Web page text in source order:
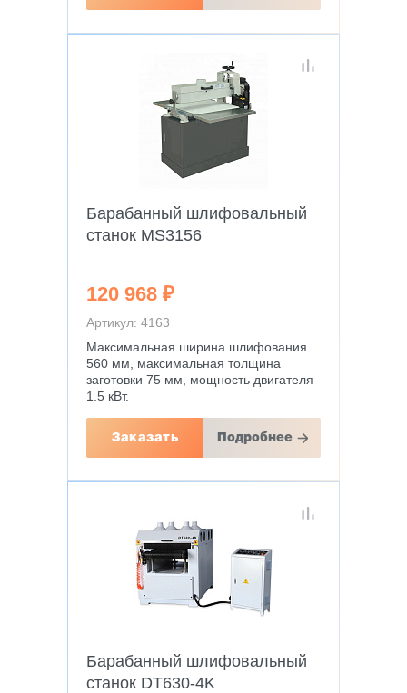
Барабанный шлифовальный
станок MS3156
120 968 ₽
Артикул: 4163
Максимальная ширина шлифования
560 мм, максимальная толщина
заготовки 75 мм, мощность двигателя
1.5 кВт.
Заказать Подробнее
Барабанный шлифовальный
станок DT630-4K